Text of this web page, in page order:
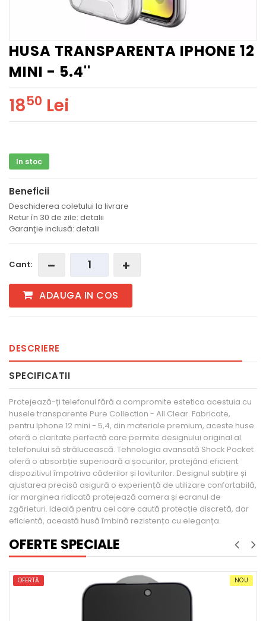
HUSA TRANSPARENTA IPHONE 12
MINI - 5.4''
1850 Lei
In stoc
Beneficii
Deschiderea coletului la livrare
Retur în 30 de zile: detalii
Garanţie inclusă: detalii
Cant:
ADAUGA IN COS
DESCRIERE
SPECIFICATII
Protejează-ți telefonul fără a compromite estetica acestuia cu
husele transparente Pure Collection - All Clear. Fabricate,
pentru Iphone 12 mini - 5,4, din materiale premium, aceste huse
oferă o claritate perfectă care permite designului original al
telefonului să strălucească. Tehnologia avansată Shock Pocket
oferă o absorbție superioară a șocurilor, protejând eficient
dispozitivul împotriva căderilor și loviturilor. Designul subțire și
ajustarea precisă asigură o experiență de utilizare confortabilă,
iar marginea ridicată protejează camera și ecranul de
zgârieturi. Ideală pentru cei care caută protecție discretă, dar
eficientă, această husă îmbină rezistența cu eleganța.
OFERTE SPECIALE
OFERTĂ NOU